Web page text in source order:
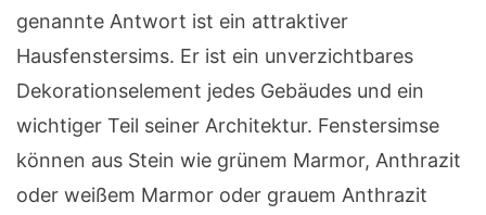
genannte Antwort ist ein attraktiver
Hausfenstersims. Er ist ein unverzichtbares
Dekorationselement jedes Gebäudes und ein
wichtiger Teil seiner Architektur. Fenstersimse
können aus Stein wie grünem Marmor, Anthrazit
oder weißem Marmor oder grauem Anthrazit